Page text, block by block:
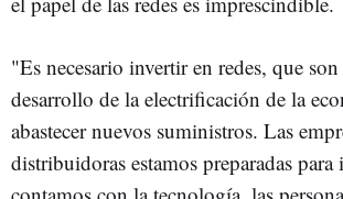
"Es necesario invertir en redes, que son
desarrollo de la electrificación de la
abastecer nuevos suministros. Las
distribuidoras estamos preparadas